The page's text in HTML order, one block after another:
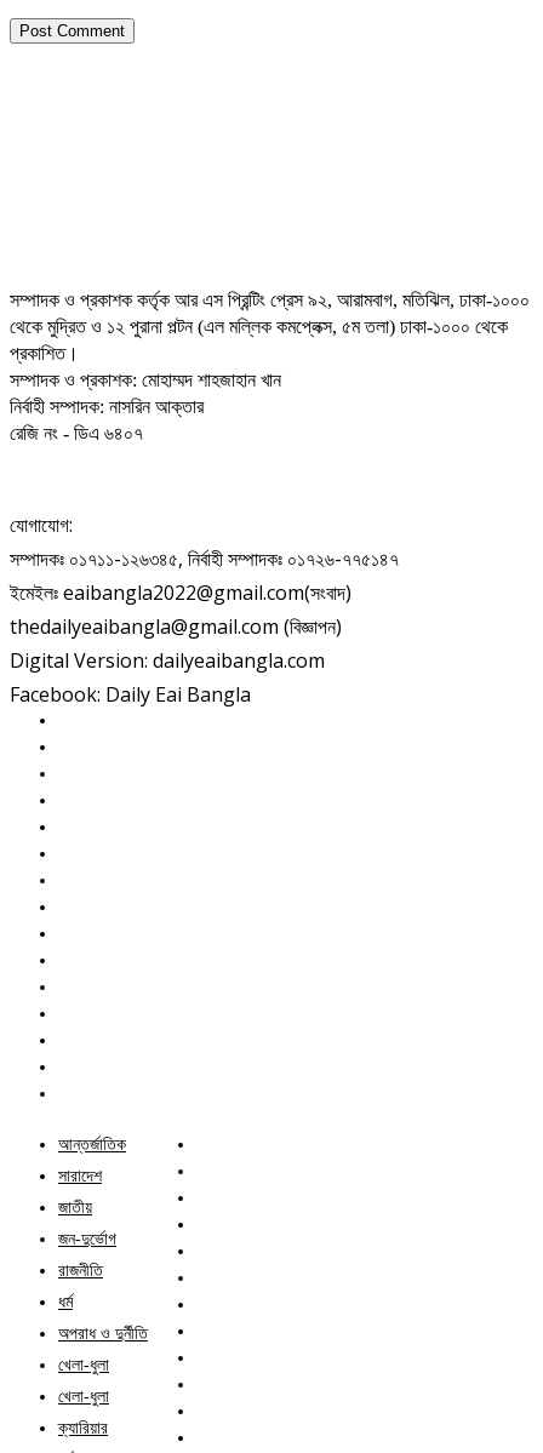
সম্পাদক ও প্রকাশক কর্তৃক আর এস প্রিন্টিং প্রেস ৯২, আরামবাগ, মতিঝিল, ঢাকা-১০০০
থেকে মুদ্রিত ও ১২ পুরানা পল্টন (এল মল্লিক কমপ্লেক্স, ৫ম তলা) ঢাকা-১০০০ থেকে
প্রকাশিত।
সম্পাদক ও প্রকাশক: মোহাম্মদ শাহজাহান খান
নির্বাহী সম্পাদক: নাসরিন আক্তার
রেজি নং - ডিএ ৬৪০৭
যোগাযোগ:
সম্পাদকঃ ০১৭১১-১২৬৩৪৫, নির্বাহী সম্পাদকঃ ০১৭২৬-৭৭৫১৪৭
ইমেইলঃ eaibangla2022@gmail.com(সংবাদ)
thedailyeaibangla@gmail.com (বিজ্ঞাপন)
Digital Version: dailyeaibangla.com
Facebook: Daily Eai Bangla
আন্তর্জাতিক
সারাদেশ
জাতীয়
জন-দুর্ভোগ
রাজনীতি
ধর্ম
অপরাধ ও দুর্নীতি
খেলা-ধুলা
খেলা-ধুলা
ক্যারিয়ার